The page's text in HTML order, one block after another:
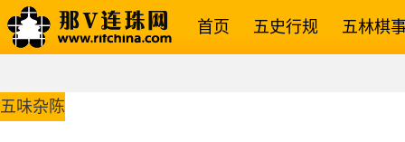
首页 五史行规 五林棋
五味杂陈